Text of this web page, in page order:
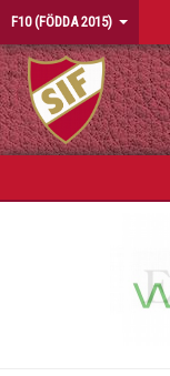
F10 (FÖDDA 2015)